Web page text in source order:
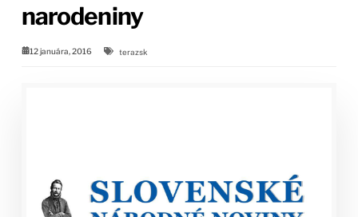
narodeniny
12 januára, 2016 terazsk